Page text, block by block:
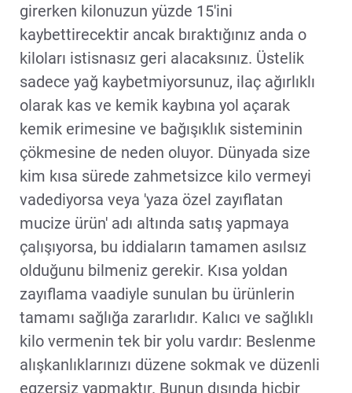
girerken kilonuzun yüzde 15'ini
kaybettirecektir ancak bıraktığınız anda o
kiloları istisnasız geri alacaksınız. Üstelik
sadece yağ kaybetmiyorsunuz, ilaç ağırlıklı
olarak kas ve kemik kaybına yol açarak
kemik erimesine ve bağışıklık sisteminin
çökmesine de neden oluyor. Dünyada size
kim kısa sürede zahmetsizce kilo vermeyi
vadediyorsa veya 'yaza özel zayıflatan
mucize ürün' adı altında satış yapmaya
çalışıyorsa, bu iddiaların tamamen asılsız
olduğunu bilmeniz gerekir. Kısa yoldan
zayıflama vaadiyle sunulan bu ürünlerin
tamamı sağlığa zararlıdır. Kalıcı ve sağlıklı
kilo vermenin tek bir yolu vardır: Beslenme
alışkanlıklarınızı düzene sokmak ve düzenli
egzersiz yapmaktır. Bunun dışında hiçbir